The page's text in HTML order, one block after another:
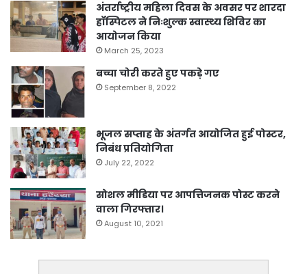
अंतर्राष्ट्रीय महिला दिवस के अवसर पर शारदा
हॉस्पिटल ने निःशुल्क स्वास्थ्य शिविर का
आयोजन किया
March 25, 2023
बच्चा चोरी करते हुए पकड़े गए
September 8, 2022
भूजल सप्ताह के अंतर्गत आयोजित हुई पोस्टर,
निबंध प्रतियोगिता
July 22, 2022
सोशल मीडिया पर आपत्तिजनक पोस्ट करने
वाला गिरफ्तार।
August 10, 2021